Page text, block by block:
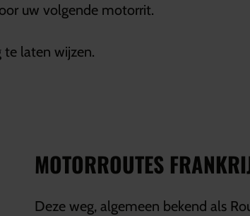
uw volgende motorrit.
laten wijzen.
MOTORROUTES
Deze weg, algemeen bekend als